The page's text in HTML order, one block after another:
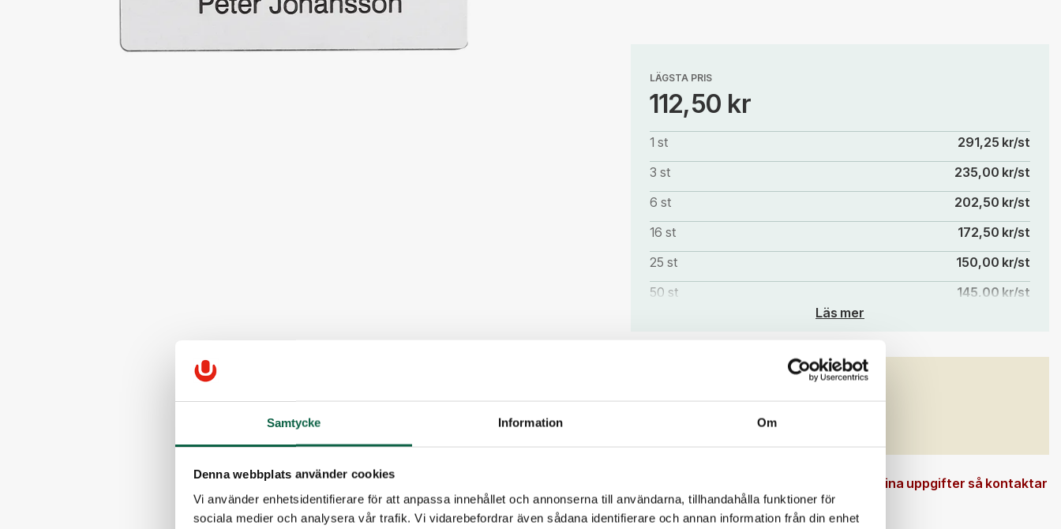
Samtycke Information Om
Denna webbplats använder cookies
Vi använder enhetsidentifierare för att anpassa innehållet och annonserna till användarna, tillhandahålla funktioner för
sociala medier och analysera vår trafik. Vi vidarebefordrar även sådana identifierare och annan information från din enhet
LÄGSTA PRIS
112,50 kr
1 st
291,25 kr/st
3 st
235,00 kr/st
6 st
202,50 kr/st
16 st
172,50 kr/st
25 st
150,00 kr/st
50 st
145,00 kr/st
Läs mer
Produkten är en beställningsvara. Ange dina uppgifter så kontaktar
vi dig.